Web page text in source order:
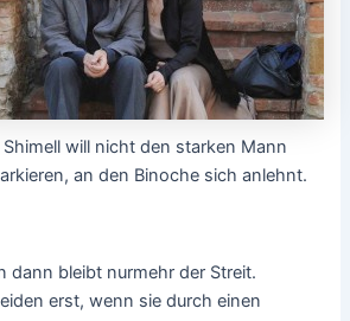
Shimell will nicht den starken Mann
an den Binoche sich anlehnt.
dann bleibt nurmehr der Streit.
erst, wenn sie durch einen